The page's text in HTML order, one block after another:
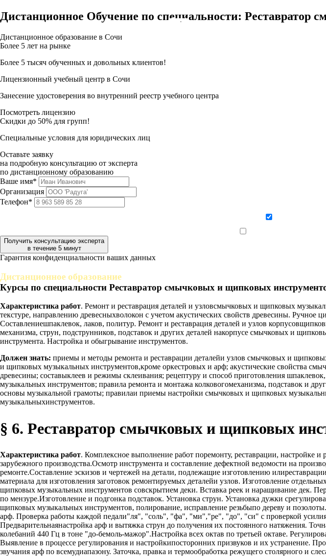
Дистанционное Обучение по специальности:
Дистанционное образование в Сочи
Более 5 лет на рынке
Более 5 тысяч обученных и довольных клиентов!
Лицензионный учебный центр в Сочи
Занесение удостоверения во внутренний реестр учебного центра
Посмотреть лицензию
Скидки до 50% для групп!
Специальные условия для юридических лиц
Оставьте заявку
на подробную консультацию от эксперта
по дистанционному образованию
Ваше имя*
Организация
Телефон*
Получить консультацию эксперта
в течение 5 минут
Гарантия конфиденциальности ваших данных
Дистанционное образование
Курсы по специальности Реставратор смычковых и щипковых
Характеристика работ. Ремонт и реставрация деталей и узловсмычковых и щипковых
текстуре, направлению древесныхволокон с учетом акустических свойств древесины.
Составлениешпаклевок, лаков, политур. Ремонт и реставрация деталей и узлов
механизма, струн, подструнников, подставок и других деталей накорпусе смычковых и
инструмента. Настройка и обыгрывание инструментов.
Должен знать: приемы и методы ремонта и реставрации деталейи узлов смычковых и
и щипковых музыкальных инструментов,кроме оркестровых и арф; акустические свойства
древесины; составыклеев и режимы склеивания; рецептуру и способ приготовления
музыкальных инструментов; правила ремонта и монтажа колковогомеханизма, подставок и
основы музыкальной грамоты; правилаи приемы настройки смычковых и щипковых
музыкальныхинструментов.
§ 6. Реставратор смычковых и щипковых
Характеристика работ. Комплексное выполнение работ поремонту, реставрации, настройке
зарубежного производства.Осмотр инструмента и составление дефектной ведомости на
ремонте.Составление эскизов и чертежей на детали, подлежащие изготовлению
материала для изготовления заготовок ремонтируемых деталейи узлов. Изготовление
щипковых музыкальных инструментов совскрытием деки. Вставка реек и наращивание дек.
по мензуре.Изготовление и подгонка подставок. Установка струн. Установка дужки
щипковых музыкальных инструментов, полирование, исправление резьбыпо дереву и
арф. Проверка работы каждой педали"ля", "соль", "фа", "ми","ре", "до", "си" с проверкой
Предварительнаянастройка арф и вытяжка струн до получения их постоянного натяжения.
колебаний 440 Гц в тоне "до-бемоль-мажор".Настройка всех октав по третьей октаве.
Выявление в процессе регулирования и настройкипосторонних призвуков и их устранение.
звучания арф по всемудиапазону. Заточка, правка и термообработка режущего столярного и